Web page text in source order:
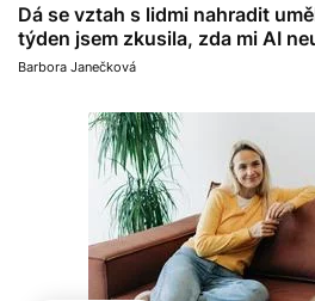
Dá se vztah s lidmi nahradit
týden jsem zkusila, zda mi AI
Barbora Janečková